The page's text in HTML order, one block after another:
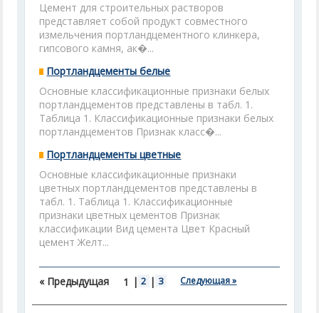
Цемент для строительных растворов
представляет собой продукт совместного
измельчения портландцементного клинкера,
гипсового камня, ак�...
Портландцементы белые
Основные классификационные признаки белых
портландцементов представлены в табл. 1.
Таблица 1. Классификационные признаки белых
портландцементов Признак класс�...
Портландцементы цветные
Основные классификационные признаки
цветных портландцементов представлены в
табл. 1. Таблица 1. Классификационные
признаки цветных цементов Признак
классификации Вид цемента Цвет Красный
цемент Желт...
« Предыдущая 1 | 2 | 3 Следующая »